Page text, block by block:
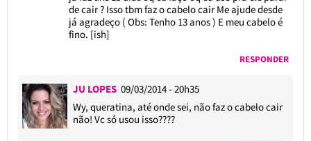
de cair ? Isso tbm faz o cabelo cair Me ajude desde
já agradeço ( Obs: Tenho 13 anos ) E meu cabelo é
fino. [ish]
RESPONDER
JU LOPES 09/03/2014 - 20h35
Wy, queratina, até onde sei, não faz o cabelo cair
não! Vc só usou isso????